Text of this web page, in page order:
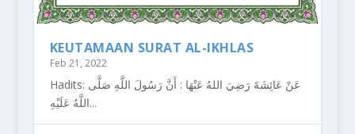
KEUTAMAAN SURAT AL-IKHLAS
Feb 21, 2022
Hadits: عَنْ عَائِشَةَ رَضِيَ اللهُ عَنْهَا : أَنَّ رَسُولَ اللَّهِ صَلَّى
اللَّهُ عَلَيْهِ...